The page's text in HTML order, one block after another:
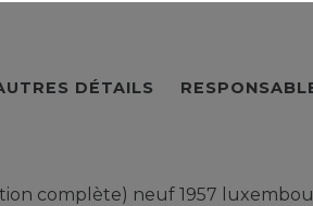
DÉTAILS
complète) neuf 1957